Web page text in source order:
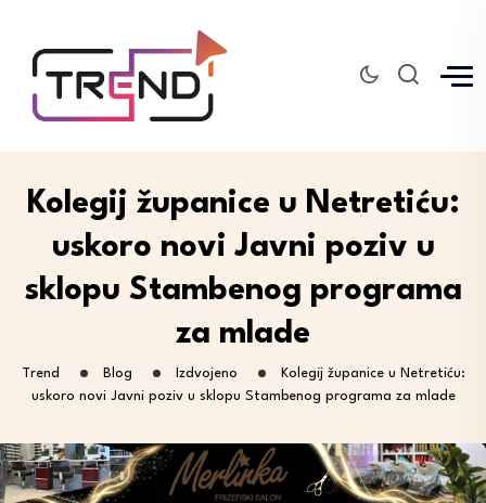
Kolegij županice u Netretiću:
uskoro novi Javni poziv u
sklopu Stambenog programa
za mlade
Trend Blog Izdvojeno
Kolegij županice u Netretiću:
uskoro novi Javni poziv u sklopu Stambenog programa za mlade